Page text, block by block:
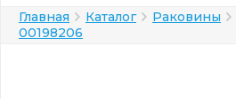
Главная Каталог Раковины
00198206